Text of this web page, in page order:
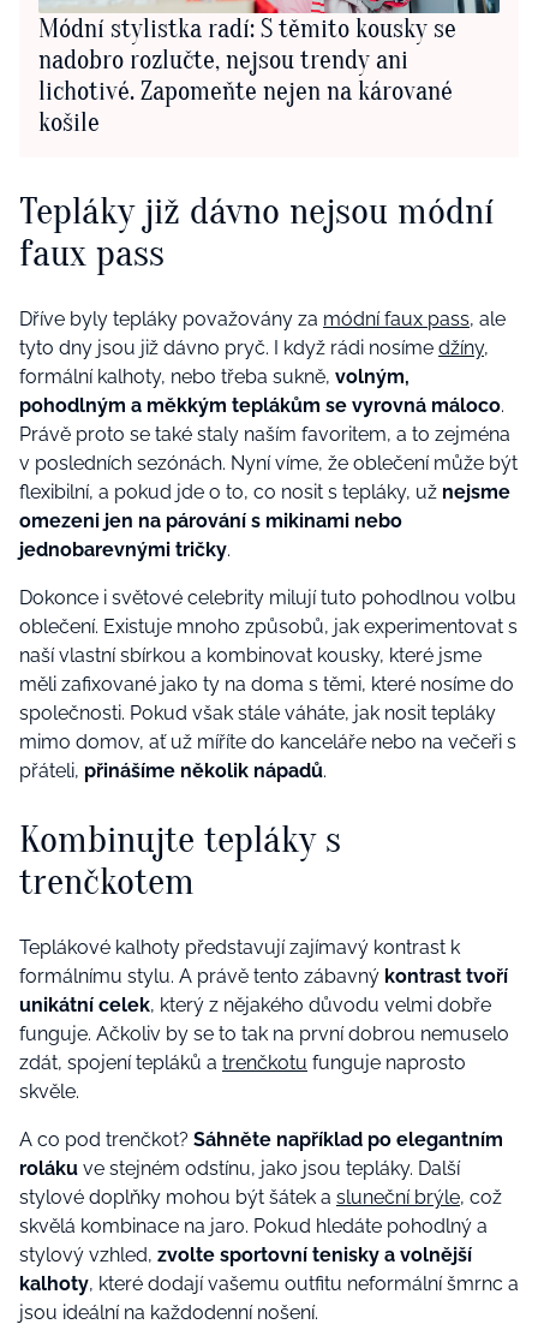
Módní stylistka radí: S těmito kousky se
nadobro rozlučte, nejsou trendy ani
lichotivé. Zapomeňte nejen na kárované
košile
Tepláky již dávno nejsou módní
faux pass
Dříve byly tepláky považovány za módní faux pass, ale
tyto dny jsou již dávno pryč. I když rádi nosíme džíny,
formální kalhoty, nebo třeba sukně, volným,
pohodlným a měkkým teplákům se vyrovná máloco.
Právě proto se také staly naším favoritem, a to zejména
v posledních sezónách. Nyní víme, že oblečení může být
flexibilní, a pokud jde o to, co nosit s tepláky, už nejsme
omezeni jen na párování s mikinami nebo
jednobarevnými tričky.
Dokonce i světové celebrity milují tuto pohodlnou volbu
oblečení. Existuje mnoho způsobů, jak experimentovat s
naší vlastní sbírkou a kombinovat kousky, které jsme
měli zafixované jako ty na doma s těmi, které nosíme do
společnosti. Pokud však stále váháte, jak nosit tepláky
mimo domov, ať už míříte do kanceláře nebo na večeři s
přáteli, přinášíme několik nápadů.
Kombinujte tepláky s
trenčkotem
Teplákové kalhoty představují zajímavý kontrast k
formálnímu stylu. A právě tento zábavný kontrast tvoří
unikátní celek, který z nějakého důvodu velmi dobře
funguje. Ačkoliv by se to tak na první dobrou nemuselo
zdát, spojení tepláků a trenčkotu funguje naprosto
skvěle.
A co pod trenčkot? Sáhněte například po elegantním
roláku ve stejném odstínu, jako jsou tepláky. Další
stylové doplňky mohou být šátek a sluneční brýle, což
skvělá kombinace na jaro. Pokud hledáte pohodlný a
stylový vzhled, zvolte sportovní tenisky a volnější
kalhoty, které dodají vašemu outfitu neformální šmrnc a
jsou ideální na každodenní nošení.